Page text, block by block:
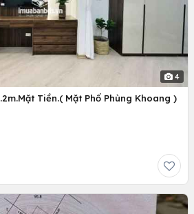
4
Tiền.( Mặt Phố Phùng Khoang )